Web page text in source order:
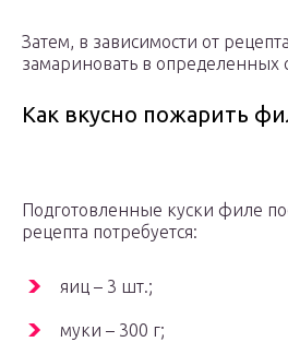
Затем, в зависимости от
замариновать в определенных
Как вкусно пожарить
Подготовленные куски филе
рецепта потребуется:
яиц – 3 шт.;
муки – 300 г;